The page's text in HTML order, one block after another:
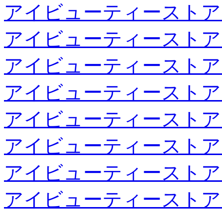
アイビューティースト
アイビューティースト
アイビューティースト
アイビューティースト
アイビューティースト
アイビューティースト
アイビューティースト
アイビューティースト